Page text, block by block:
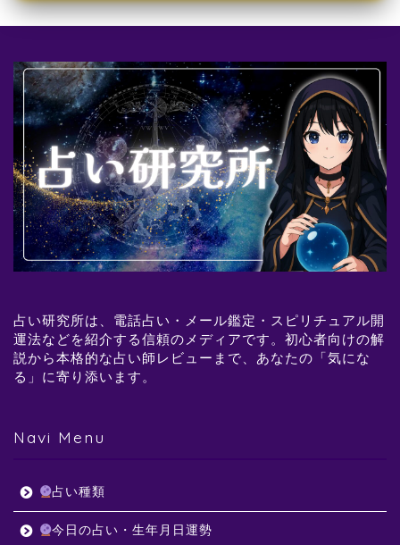
占い研究所は、電話占い・メール鑑定・スピリチュアル開
運法などを紹介する信頼のメディアです。初心者向けの解
説から本格的な占い師レビューまで、あなたの「気にな
る」に寄り添います。
Navi Menu
占い種類
今日の占い・生年月日運勢